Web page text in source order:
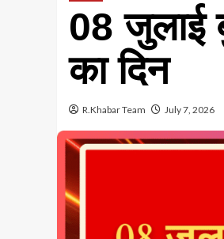
08 जुलाई
का दिन
R.Khabar Team July 7, 2026